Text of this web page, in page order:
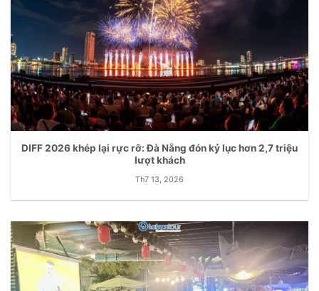
DIFF 2026 khép lại rực rỡ: Đà Nẵng đón kỷ lục hơn 2,7 triệu
lượt khách
Th7 13, 2026